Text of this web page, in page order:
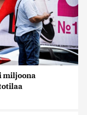
miljoona